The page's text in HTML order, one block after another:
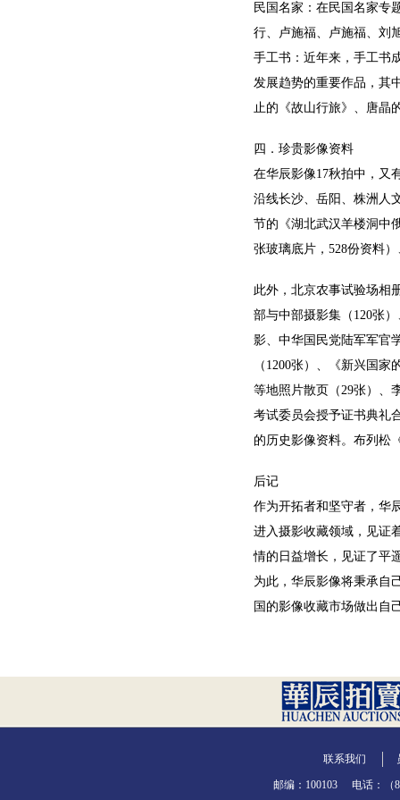
民国名家：在民国名家专
行、卢施福、卢施福、刘
手工书：近年来，手工书
发展趋势的重要作品，其
止的《故山行旅》、唐晶
四．珍贵影像资料
在华辰影像17秋拍中，又
沿线长沙、岳阳、株洲人
节的《湖北武汉羊楼洞中
张玻璃底片，528份资料
此外，北京农事试验场相
部与中部摄影集（120张
影、中华国民党陆军军官
（1200张）、《新兴国
等地照片散页（29张）、
考试委员会授予证书典礼
的历史影像资料。布列松
后记
作为开拓者和坚守者，华
进入摄影收藏领域，见证
情的日益增长，见证了平
为此，华辰影像将秉承自
国的影像收藏市场做出自
联系我们
邮编：100103 电话：（